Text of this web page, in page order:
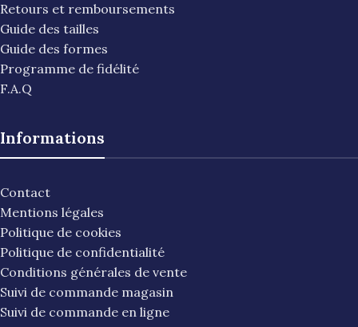
Retours et remboursements
Guide des tailles
Guide des formes
Programme de fidélité
F.A.Q
Informations
Contact
Mentions légales
Politique de cookies
Politique de confidentialité
Conditions générales de vente
Suivi de commande magasin
Suivi de commande en ligne